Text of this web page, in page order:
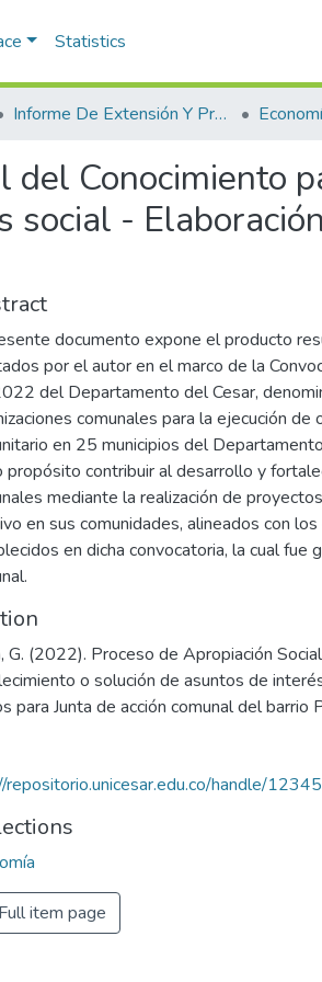
Statistics
Informe De Extensión Y Proyección Social
del Conocimiento
social -
documento expone el producto
por el autor en el marco de la
del Departamento del Cesar,
comunales para la ejecución
en 25 municipios del
propósito contribuir al desarrollo y
mediante la realización de
en sus comunidades, alineados con
en dicha convocatoria, la cual fue
G. (2022). Proceso de Apropiación
o solución de asuntos de
para Junta de acción comunal del barrio
repositorio.unicesar.edu.co/handle/
Full item page